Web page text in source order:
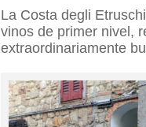
La Costa degli
vinos de primer nivel,
extraordinariamente